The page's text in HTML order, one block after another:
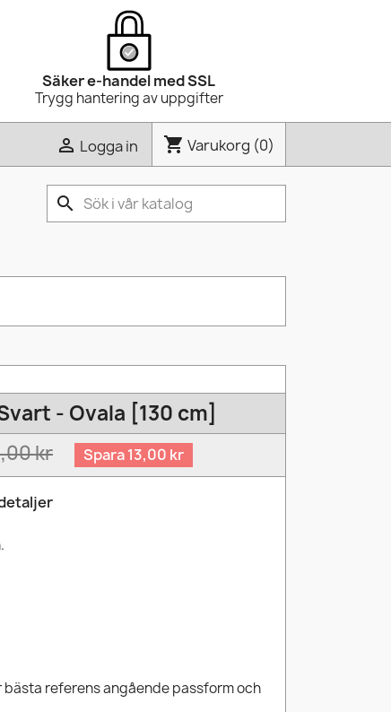
Säker e-handel med SSL
Trygg hantering av uppgifter
 Logga in shopping_cart Varukorg (0)
search
- Ovala [130 cm]
kr Spara 13,00 kr
bästa referens angående passform och